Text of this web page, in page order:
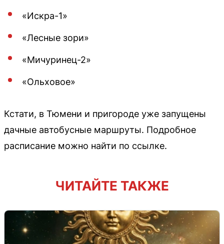
«Искра-1»
«Лесные зори»
«Мичуринец-2»
«Ольховое»
Кстати, в Тюмени и пригороде уже запущены
дачные автобусные маршруты. Подробное
расписание можно найти по ссылке.
ЧИТАЙТЕ ТАКЖЕ